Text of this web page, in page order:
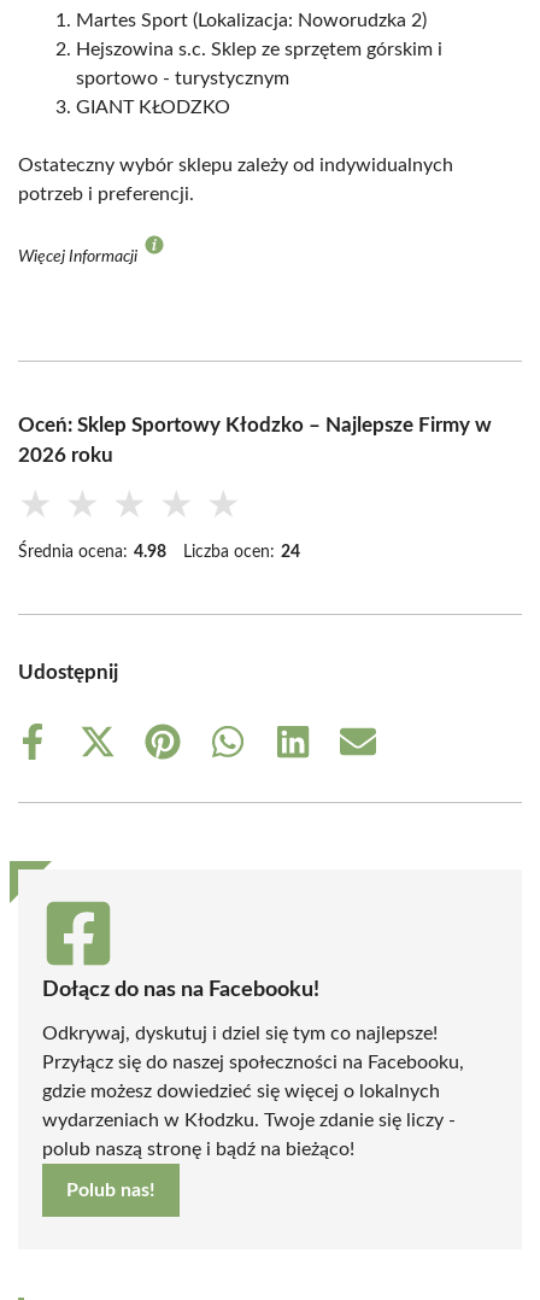
Martes Sport (Lokalizacja: Noworudzka 2)
Hejszowina s.c. Sklep ze sprzętem górskim i
sportowo - turystycznym
GIANT KŁODZKO
Ostateczny wybór sklepu zależy od indywidualnych
potrzeb i preferencji.
Więcej Informacji
Oceń: Sklep Sportowy Kłodzko – Najlepsze Firmy w
2026 roku
★ ★ ★ ★ ★
Średnia ocena: 4.98 Liczba ocen: 24
Udostępnij
Share
Share
(Twitter)
Share
Share
Share
Share
Dołącz do nas na Facebooku!
Odkrywaj, dyskutuj i dziel się tym co najlepsze!
Przyłącz się do naszej społeczności na Facebooku,
gdzie możesz dowiedzieć się więcej o lokalnych
wydarzeniach w Kłodzku. Twoje zdanie się liczy -
polub naszą stronę i bądź na bieżąco!
Polub nas!